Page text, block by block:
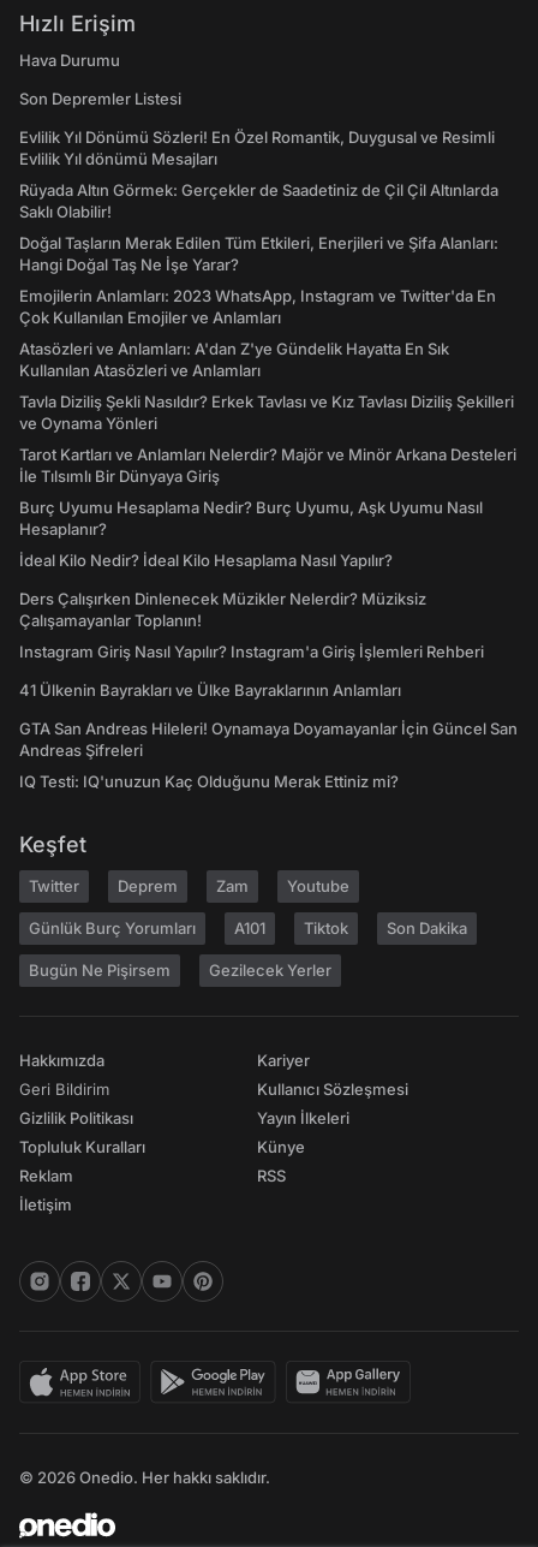
Hızlı Erişim
Hava Durumu
Son Depremler Listesi
Evlilik Yıl Dönümü Sözleri! En Özel Romantik, Duygusal ve Resimli
Evlilik Yıl dönümü Mesajları
Rüyada Altın Görmek: Gerçekler de Saadetiniz de Çil Çil Altınlarda
Saklı Olabilir!
Doğal Taşların Merak Edilen Tüm Etkileri, Enerjileri ve Şifa Alanları:
Hangi Doğal Taş Ne İşe Yarar?
Emojilerin Anlamları: 2023 WhatsApp, Instagram ve Twitter'da En
Çok Kullanılan Emojiler ve Anlamları
Atasözleri ve Anlamları: A'dan Z'ye Gündelik Hayatta En Sık
Kullanılan Atasözleri ve Anlamları
Tavla Diziliş Şekli Nasıldır? Erkek Tavlası ve Kız Tavlası Diziliş Şekilleri
ve Oynama Yönleri
Tarot Kartları ve Anlamları Nelerdir? Majör ve Minör Arkana Desteleri
İle Tılsımlı Bir Dünyaya Giriş
Burç Uyumu Hesaplama Nedir? Burç Uyumu, Aşk Uyumu Nasıl
Hesaplanır?
İdeal Kilo Nedir? İdeal Kilo Hesaplama Nasıl Yapılır?
Ders Çalışırken Dinlenecek Müzikler Nelerdir? Müziksiz
Çalışamayanlar Toplanın!
Instagram Giriş Nasıl Yapılır? Instagram'a Giriş İşlemleri Rehberi
41 Ülkenin Bayrakları ve Ülke Bayraklarının Anlamları
GTA San Andreas Hileleri! Oynamaya Doyamayanlar İçin Güncel San
Andreas Şifreleri
IQ Testi: IQ'unuzun Kaç Olduğunu Merak Ettiniz mi?
Keşfet
Twitter Deprem Zam Youtube
Günlük Burç Yorumları A101 Tiktok Son Dakika
Bugün Ne Pişirsem Gezilecek Yerler
Hakkımızda
Geri Bildirim
Gizlilik Politikası
Topluluk Kuralları
Reklam
İletişim
Kariyer
Kullanıcı Sözleşmesi
Yayın İlkeleri
Künye
RSS
© 2026 Onedio. Her hakkı saklıdır.